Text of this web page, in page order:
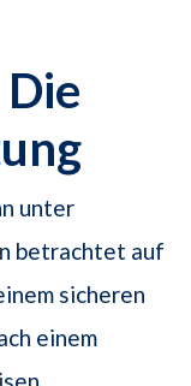
unter
betrachtet auf
sicheren
einem